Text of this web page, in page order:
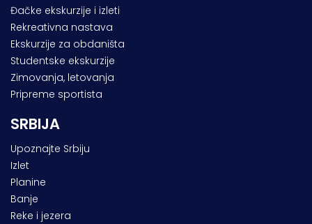
Đačke ekskurzije i izleti
Rekreativna nastava
Ekskurzije za obdaništa
Studentske ekskurzije
Zimovanja, letovanja
Pripreme sportista
SRBIJA
Upoznajte Srbiju
Izlet
Planine
Banje
Reke i jezera